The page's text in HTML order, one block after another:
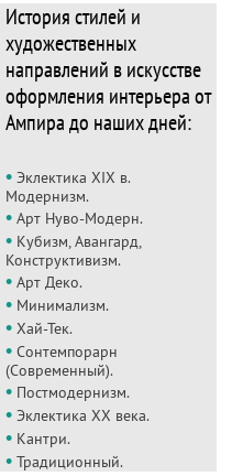
История стилей и
художественных
направлений в искусстве
оформления интерьера от
Ампира до наших дней:
• Эклектика ХIХ в.
Модернизм.
• Арт Нуво-Модерн.
• Кубизм, Авангард,
Конструктивизм.
• Арт Деко.
• Минимализм.
• Хай-Тек.
• Сонтемпорарн
(Современный).
• Постмодернизм.
• Эклектика ХХ века.
• Кантри.
• Традиционный.